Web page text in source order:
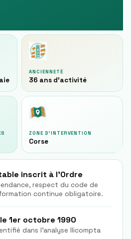
ANCIENNETÉ
36 ans d'activité
ZONE D'INTERVENTION
Corse
inscrit à l'Ordre
respect du code de
continue obligatoire.
1er octobre 1990
dans l'analyse Ilicompta